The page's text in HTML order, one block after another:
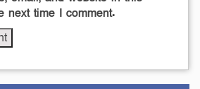
next time I comment.